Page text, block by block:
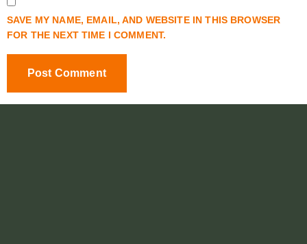
SAVE MY NAME, EMAIL, AND WEBSITE IN THIS BROWSER
FOR THE NEXT TIME I COMMENT.